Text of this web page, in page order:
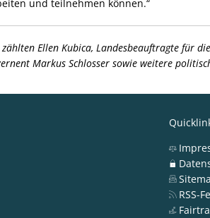
und teilnehmen können.“
Ellen Kubica, Landesbeauftragte für
Markus Schlosser sowie weitere
RSS-